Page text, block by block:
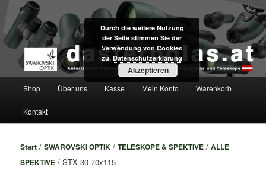
primären
Inhalt
springendasfernglas.at
Fachversand für Swarovski Optik Ferngläser und Teleskope direkt aus Tirol
Shop Über uns Kasse Mein Konto Warenkorb
Kontakt
Start /SWAROVSKI OPTIK /TELESKOPE & SPEKTIVE /ALLE
SPEKTIVE / STX 30-70x115
Durch die weitere Nutzung
der Seite stimmen Sie der
Verwendung von Cookies
zu. Datenschutzerklärung
Akzeptieren